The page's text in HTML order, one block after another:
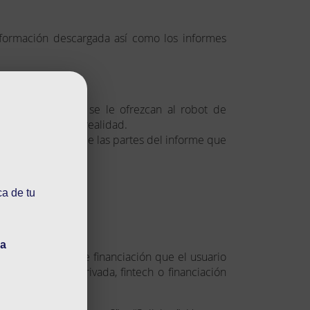
de tu
descargada así como los informes
respuestas se le ofrezcan al robot de
más a la realidad.
alguna de las partes del informe que
solicitudes de financiación que el usuario
financiación privada, fintech o financiación